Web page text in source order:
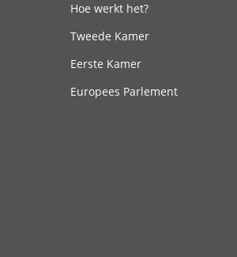
Hoe werkt het?
Tweede Kamer
Eerste Kamer
Europees Parlement